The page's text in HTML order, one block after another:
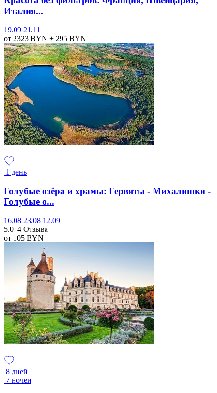
Италия...
19.09 21.11
от 2323 BYN + 295 BYN
1 день
Голубые озёра и храмы: Гервяты - Михалишки -
Голубые о...
16.08 23.08 12.09
5.0 4 Отзыва
от 105 BYN
8 дней
7 ночей